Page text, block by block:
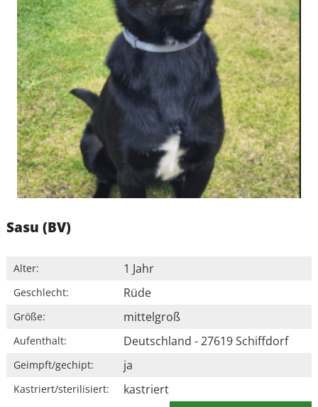
Sasu (BV)
Alter: 1 Jahr
Geschlecht: Rüde
Größe: mittelgroß
Aufenthalt: Deutschland - 27619 Schiffdorf
Geimpft/gechipt: ja
Kastriert/sterilisiert: kastriert